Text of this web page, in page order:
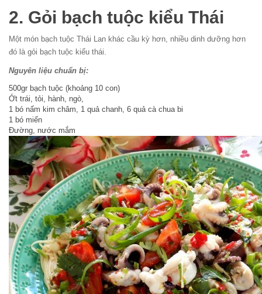
2. Gỏi bạch tuộc kiểu Thái
Một món bạch tuộc Thái Lan khác cầu kỳ hơn, nhiều dinh dưỡng hơn
đó là gỏi bạch tuộc kiểu thái.
Nguyên liệu chuẩn bị:
500gr bạch tuộc (khoảng 10 con)
Ớt trái, tỏi, hành, ngò,
1 bó nấm kim châm, 1 quả chanh, 6 quả cà chua bi
1 bó miến
Đường, nước mắm